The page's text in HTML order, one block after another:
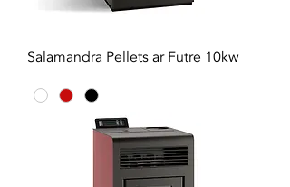
Salamandra Pellets ar Futre 10kw